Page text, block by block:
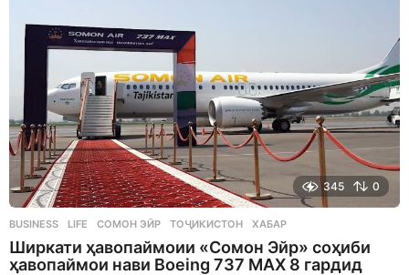
345 0
BUSINESS ,LIFE СОМОН ЭЙР ,ТОҶИКИСТОН ,ХАБАР
Ширкати ҳавопаймоии «Сомон Эйр» соҳиби
ҳавопаймои нави Boeing 737 MAX 8 гардид